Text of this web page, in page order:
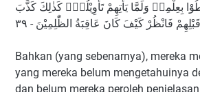
بِعِلْمِهٖ وَلَمَّا يَأْتِهِمْ تَأْوِيْلُهٗۗ كَذٰلِكَ كَذَّبَ
فَانْظُرْ كَيْفَ كَانَ عَاقِبَةُ الظّٰلِمِيْنَ - ٣٩
Bahkan (yang sebenarnya), mereka
yang mereka belum mengetahuinya
dan belum mereka peroleh